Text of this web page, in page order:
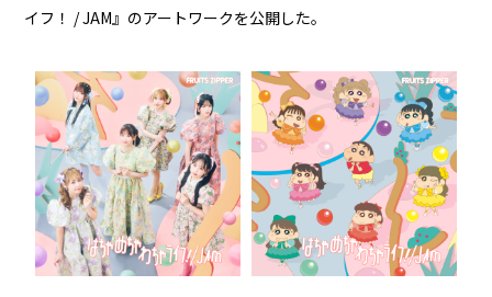
イフ！ / JAM』のアートワークを公開した。